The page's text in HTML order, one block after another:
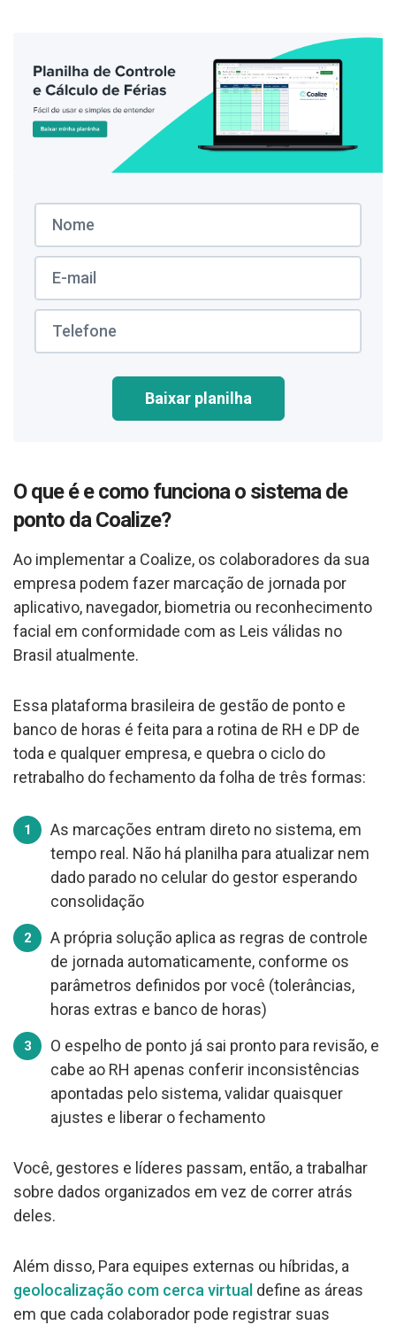
Baixar planilha
O que é e como funciona o sistema de
ponto da Coalize?
Ao implementar a Coalize, os colaboradores da sua
empresa podem fazer marcação de jornada por
aplicativo, navegador, biometria ou reconhecimento
facial em conformidade com as Leis válidas no
Brasil atualmente.
Essa plataforma brasileira de gestão de ponto e
banco de horas é feita para a rotina de RH e DP de
toda e qualquer empresa, e quebra o ciclo do
retrabalho do fechamento da folha de três formas:
As marcações entram direto no sistema, em
tempo real. Não há planilha para atualizar nem
dado parado no celular do gestor esperando
consolidação
A própria solução aplica as regras de controle
de jornada automaticamente, conforme os
parâmetros definidos por você (tolerâncias,
horas extras e banco de horas)
O espelho de ponto já sai pronto para revisão, e
cabe ao RH apenas conferir inconsistências
apontadas pelo sistema, validar quaisquer
ajustes e liberar o fechamento
Você, gestores e líderes passam, então, a trabalhar
sobre dados organizados em vez de correr atrás
deles.
Além disso, Para equipes externas ou híbridas, a
geolocalização com cerca virtual define as áreas
em que cada colaborador pode registrar suas